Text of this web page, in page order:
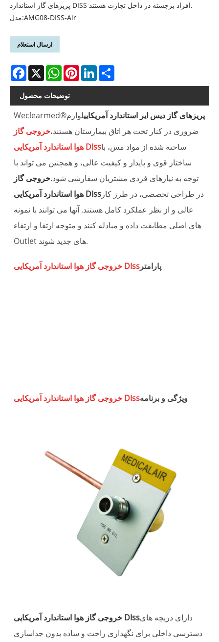
پریزهای گاز استاندارد DISS افراد برجسته در داخل تجارت هستند.
مدل:AMG08-DISS-Air
ارسال استعلام
Facebook
X WhatsAppPinterestLinkedIn
توضیحات محصول
Weclearmed® پریزهای گاز دیس ایر استاندارد آمریکاییلوازم
ضروری در کنار تخت هر اتاق بیمارستان هستند،خروجی گاز
هوا استاندارد آمریکایی DIssساخته شده از مواد مس، با
ساختار قوی و پایدار و کیفیت عالی، و همچنین می تواند با
توجه به نیازهای فردی مشتریان سفارشی شود.خروجی گاز
هوا استاندارد آمریکایی DIss در طراحی تخصصی، در طرز کار
عالی و از نظر عملکرد کامل هستند. آنها می توانند با نمونه
های اصلی مطابقت داده و مبادله کنند و متوجه ارتقا و ارتقاء
Outlet های جدید شوند.
خروجی گاز هوا استاندارد آمریکایی DIssپارامتر
خروجی گاز هوا استاندارد آمریکایی DIssویژگی و برنامه
خروجی گاز هوا استاندارد آمریکایی DIssدارای دریچه های
دسترسی داخلی برای نگهداری راحت و ساده بدون جداسازی